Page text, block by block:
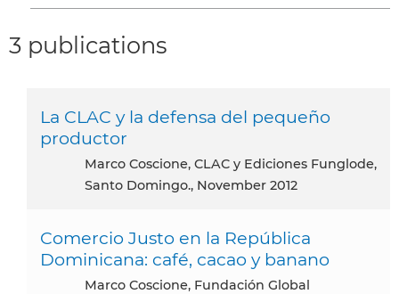
3 publications
La CLAC y la defensa del pequeño
productor
Marco Coscione, CLAC y Ediciones Funglode,
Santo Domingo., November 2012
Comercio Justo en la República
Dominicana: café, cacao y banano
Marco Coscione, Fundación Global